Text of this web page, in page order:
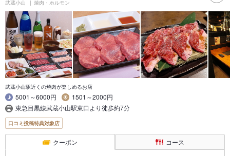
武蔵小山 焼肉・ホルモン
武蔵小山駅近くの焼肉が楽しめるお店
5001～6000円
1501～2000円
東急目黒線武蔵小山駅東口より徒歩約7分
口コミ投稿特典対象店
クーポン コース